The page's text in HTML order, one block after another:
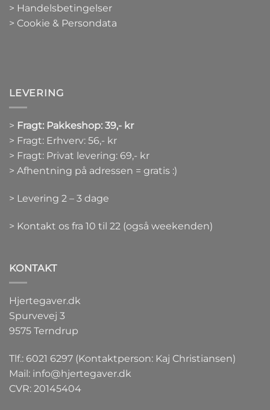
> Handelsbetingelser
> Cookie & Persondata
LEVERING
> Fragt: Pakkeshop: 39,- kr
> Fragt: Erhverv: 56,- kr
> Fragt: Privat levering: 69,- kr
> Afhentning på adressen = gratis :)
> Levering 2 – 3 dage
> Kontakt os fra 10 til 22 (også weekenden)
KONTAKT
Hjertegaver.dk
Spurvevej 3
9575 Terndrup
Tlf.: 6021 6297 (Kontaktperson: Kaj Christiansen)
Mail: info@hjertegaver.dk
CVR: 20145404